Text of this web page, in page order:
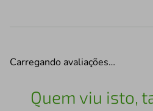
Carregando avaliações…
Quem viu isto,